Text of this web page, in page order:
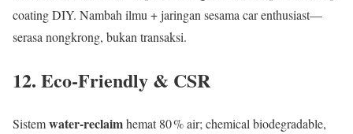
coating DIY. Nambah ilmu + jaringan sesama car enthusiast—
serasa nongkrong, bukan transaksi.
12. Eco‑Friendly & CSR
Sistemwater‑reclaimhemat 80 % air; chemical biodegradable,